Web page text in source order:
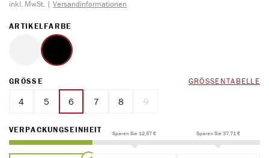
inkl. MwSt. | Versandinformationen
ARTIKELFARBE
weiss schwarz
GRÖSSE AUSWÄHLEN GRÖSSENTABELLE
4 5 6 7 8 9(Diese Option ist zurzeit nicht
VERPACKUNGSEINHEITAUSWÄHLEN
Sparen Sie 12,57 € Sparen Sie 37,71 €